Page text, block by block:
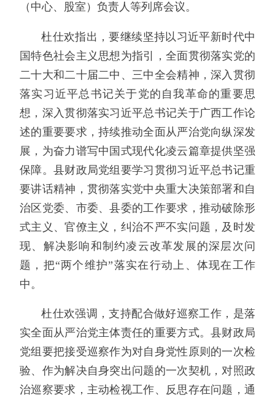
（中心、股室）负责人等列席会议。
杜仕欢指出，要继续坚持以习近平新时代中
国特色社会主义思想为指引，全面贯彻落实党的
二十大和二十届二中、三中全会精神，深入贯彻
落实习近平总书记关于党的自我革命的重要思
想，深入贯彻落实习近平总书记关于广西工作论
述的重要要求，持续推动全面从严治党向纵深发
展，为奋力谱写中国式现代化凌云篇章提供坚强
保障。县财政局党组要学习贯彻习近平总书记重
要讲话精神，贯彻落实党中央重大决策部署和自
治区党委、市委、县委的工作要求，推动破除形
式主义、官僚主义，纠治不严不实问题，及时发
现、解决影响和制约凌云改革发展的深层次问
题，把“两个维护”落实在行动上、体现在工作
中。
杜仕欢强调，支持配合做好巡察工作，是落
实全面从严治党主体责任的重要方式。县财政局
党组要把接受巡察作为对自身党性原则的一次检
验、作为解决自身突出问题的一次契机，对照政
治巡察要求，主动检视工作、反思存在问题，通